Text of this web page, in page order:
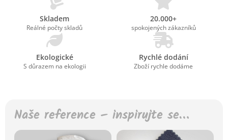
Skladem
Reálné počty skladů
20.000+
spokojených zákazníků
Ekologické
S důrazem na ekologii
Rychlé dodání
Zboží rychle dodáme
Naše reference – inspirujte se…